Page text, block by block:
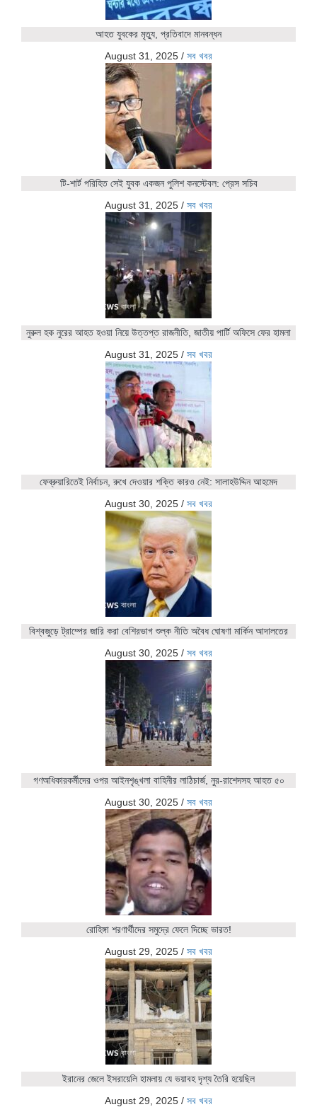
আহত যুবকের মৃত্যু, প্রতিবাদে মানবন্ধন
August 31, 2025 / সব খবর
টি-শার্ট পরিহিত সেই যুবক একজন পুলিশ কনস্টেবল: প্রেস সচিব
August 31, 2025 / সব খবর
নুরুল হক নুরের আহত হওয়া নিয়ে উত্তপ্ত রাজনীতি, জাতীয় পার্টি অফিসে ফের হামলা
August 31, 2025 / সব খবর
ফেব্রুয়ারিতেই নির্বাচন, রুখে দেওয়ার শক্তি কারও নেই: সালাহউদ্দিন আহমেদ
August 30, 2025 / সব খবর
বিশ্বজুড়ে ট্রাম্পের জারি করা বেশিরভাগ শুল্ক নীতি অবৈধ ঘোষণা মার্কিন আদালতের
August 30, 2025 / সব খবর
গণঅধিকারকর্মীদের ওপর আইনশৃঙ্খলা বাহিনীর লাঠিচার্জ, নুর-রাশেদসহ আহত ৫০
August 30, 2025 / সব খবর
রোহিঙ্গা শরণার্থীদের সমুদ্রে ফেলে দিচ্ছে ভারত!
August 29, 2025 / সব খবর
ইরানের জেলে ইসরায়েলি হামলায় যে ভয়াবহ দৃশ্য তৈরি হয়েছিল
August 29, 2025 / সব খবর